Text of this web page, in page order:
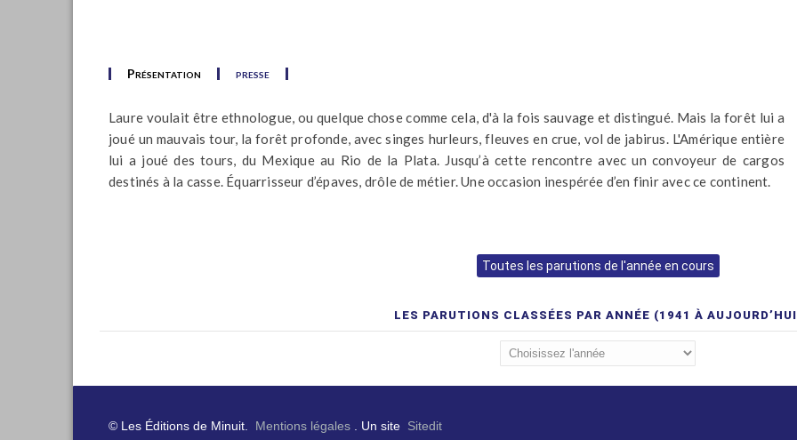
Présentation presse
Laure voulait être ethnologue, ou quelque chose comme cela, d'à la fois sauvage et distingué. Mais la forêt lui a
joué un mauvais tour, la forêt profonde, avec singes hurleurs, fleuves en crue, vol de jabirus. L'Amérique entière
lui a joué des tours, du Mexique au Rio de la Plata. Jusqu’à cette rencontre avec un convoyeur de cargos
destinés à la casse. Équarrisseur d’épaves, drôle de métier. Une occasion inespérée d’en finir avec ce continent.
Toutes les parutions de l'année en cours
LES PARUTIONS CLASSÉES PAR ANNÉE (1941 À
© Les Éditions de Minuit. Mentions légales . Un site Sitedit